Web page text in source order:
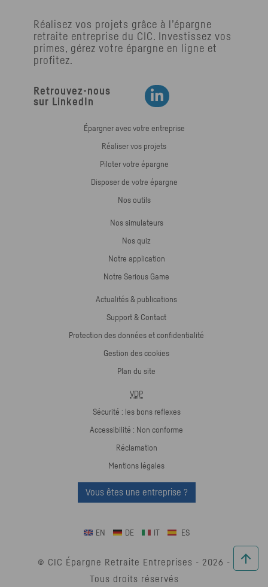
Réalisez vos projets grâce à l’épargne
retraite entreprise du CIC. Investissez vos
primes, gérez votre épargne en ligne et
profitez.
Retrouvez-nous
sur LinkedIn
Retrouvez-nous sur LinkedIn
Épargner avec votre entreprise
Réaliser vos projets
Piloter votre épargne
Disposer de votre épargne
Nos outils
Nos simulateurs
Nos quiz
Notre application
Notre Serious Game
Actualités & publications
Support & Contact
Protection des données et confidentialité
Gestion des cookies
Plan du site
VDP
Sécurité : les bons reflexes
Accessibilité : Non conforme
Réclamation
Mentions légales
Vous êtes une entreprise ?
EN DE IT ES
© CIC Épargne Retraite Entreprises - 2026 -
Tous droits réservés